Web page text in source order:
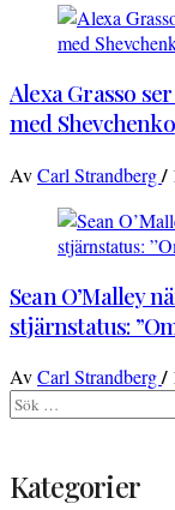
Alexa Grasso
med Shevchenko
AvCarl Strandberg/
Sean O’Malley
stjärnstatus:
AvCarl Strandberg/
Sök
efter:
Kategorier